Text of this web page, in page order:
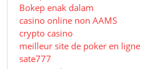
Bokep enak dalam
casino online non AAMS
crypto casino
meilleur site de poker en ligne
sate777